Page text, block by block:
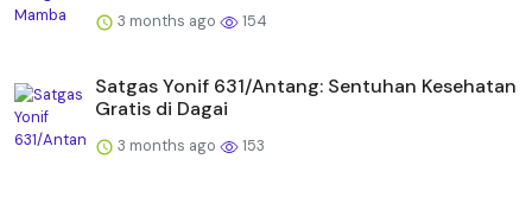
3 months ago 154
Satgas Yonif 631/Antang: Sentuhan Kesehatan
Gratis di Dagai
3 months ago 153